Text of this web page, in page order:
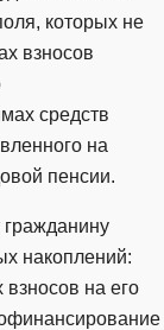
которых не
взносов
средств
на
пенсии.
накоплений:
на его